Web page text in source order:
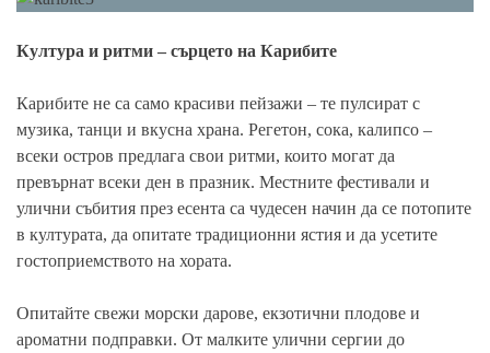
Култура и ритми – сърцето на Карибите
Карибите не са само красиви пейзажи – те пулсират с
музика, танци и вкусна храна. Регетон, сока, калипсо –
всеки остров предлага свои ритми, които могат да
превърнат всеки ден в празник. Местните фестивали и
улични събития през есента са чудесен начин да се потопите
в културата, да опитате традиционни ястия и да усетите
гостоприемството на хората.
Опитайте свежи морски дарове, екзотични плодове и
ароматни подправки. От малките улични сергии до